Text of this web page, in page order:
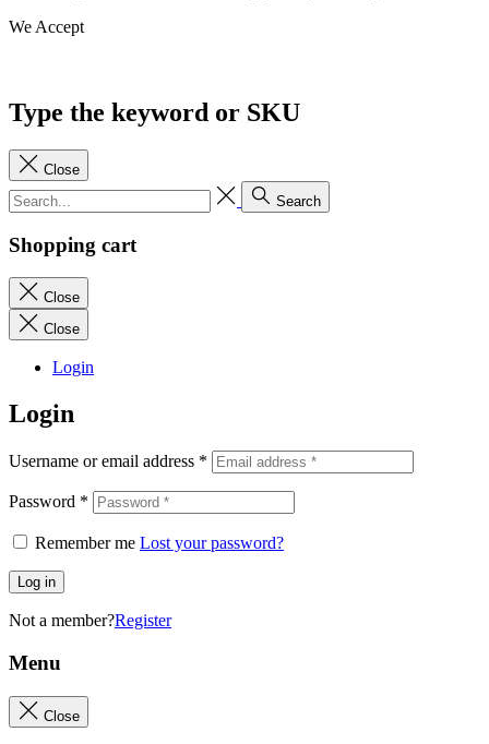
We Accept
Type the keyword or SKU
Close
Search
Shopping cart
Close
Close
Login
Login
Username or email address *
Password *
Remember me Lost your password?
Log in
Not a member?Register
Menu
Close